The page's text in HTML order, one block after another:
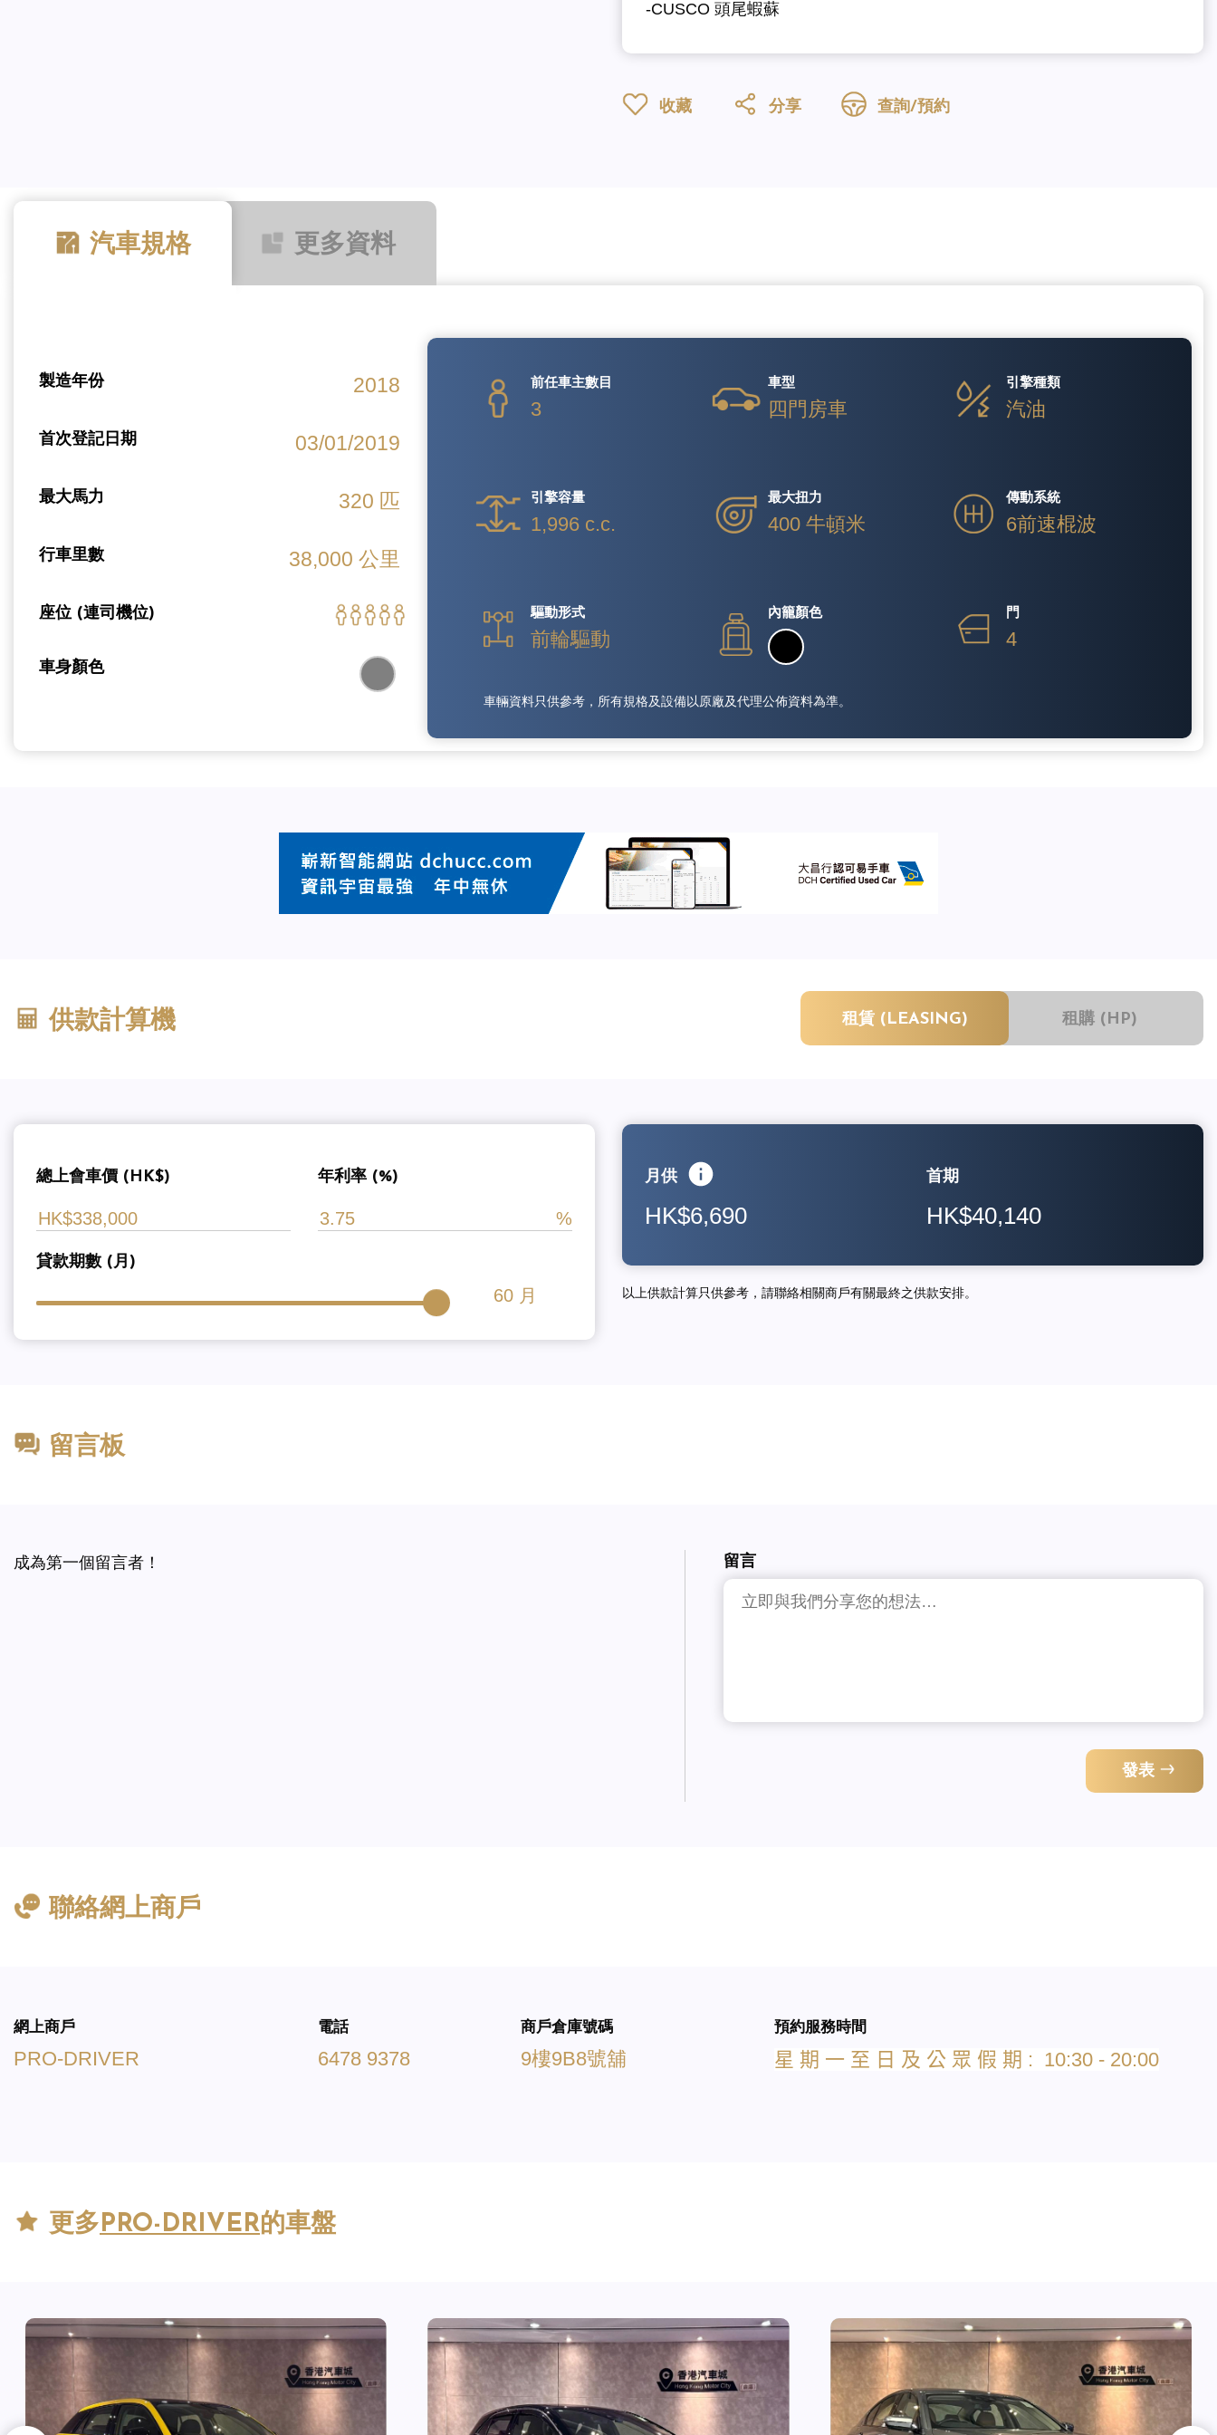
-CUSCO 頭尾蝦蘇
收藏 分享 查詢/預約
汽車規格 更多資料
製造年份 2018
首次登記日期 03/01/2019
最大馬力 320 匹
行車里數 38,000 公里
座位 (連司機位)
車身顏色
前任車主數目
3
車型
四門房車
引擎種類
汽油
引擎容量
1,996 c.c.
最大扭力
400 牛頓米
傳動系統
6前速棍波
驅動形式
前輪驅動
內籠顏色 門
4
車輛資料只供參考，所有規格及設備以原廠及代理公佈資料為準。
供款計算機 租賃 (LEASING) 租購 (HP)
總上會車價 (HK$) 年利率 (%)
貸款期數 (月)
60 月
月供
HK$6,690
首期
HK$40,140
以上供款計算只供參考，請聯絡相關商戶有關最終之供款安排。
留言板
成為第一個留言者！ 留言
發表
聯絡網上商戶
網上商戶
PRO-DRIVER
電話
6478 9378
商戶倉庫號碼
9樓9B8號舖
預約服務時間
星 期 一 至 日 及 公 眾 假 期 : 10:30 - 20:00
更多 PRO-DRIVER的車盤